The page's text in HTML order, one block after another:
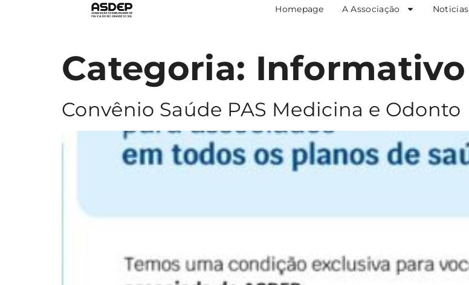
Homepage A Associação Noticias
Categoria: Informativo
Convênio Saúde PAS Medicina e Odonto